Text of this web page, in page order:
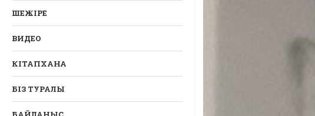
ШЕЖІРЕ
ВИДЕО
КІТАПХАНА
БІЗ ТУРАЛЫ